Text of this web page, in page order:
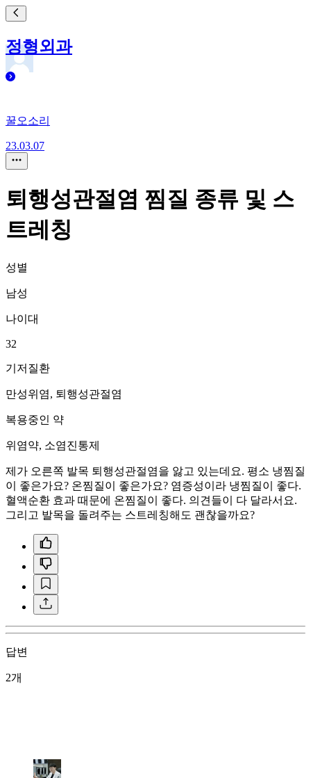
정형외과
꿀오소리
23.03.07
퇴행성관절염 찜질 종류 및 스
트레칭
성별
남성
나이대
32
기저질환
만성위염, 퇴행성관절염
복용중인 약
위염약, 소염진통제
제가 오른쪽 발목 퇴행성관절염을 앓고 있는데요. 평소 냉찜질
이 좋은가요? 온찜질이 좋은가요? 염증성이라 냉찜질이 좋다.
혈액순환 효과 때문에 온찜질이 좋다. 의견들이 다 달라서요.
그리고 발목을 돌려주는 스트레칭해도 괜찮을까요?
답변
2개